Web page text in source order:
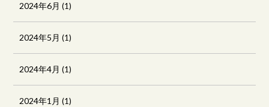
2024年6月 (1)
2024年5月 (1)
2024年4月 (1)
2024年1月 (1)